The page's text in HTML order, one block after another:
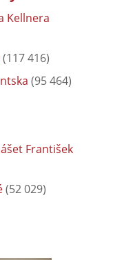
Kellnera
(117 416)
(95 464)
František
(52 029)